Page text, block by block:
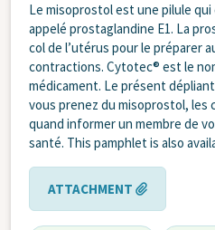
Le misoprostol est une pilule
appelé prostaglandine E1. La
col de l’utérus pour le préparer
contractions. Cytotec® est le
médicament. Le présent
vous prenez du misoprostol, les
quand informer un membre de
santé. This pamphlet is also
ATTACHMENT